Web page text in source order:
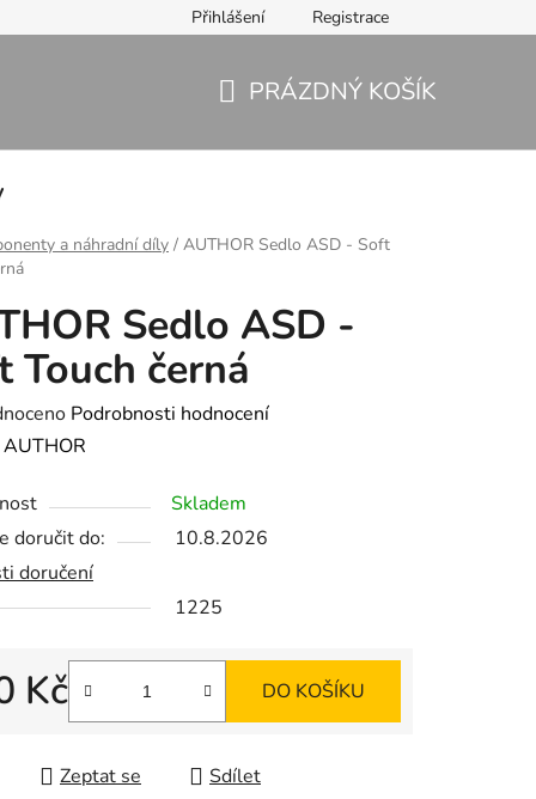
Přihlášení Registrace
PRÁZDNÝ KOŠÍK
a náhradní díly / AUTHOR Sedlo ASD - Soft
Sedlo ASD -
Touch černá
Podrobnosti hodnocení
AUTHOR
Skladem
doručit do:
10.8.2026
doručení
1225
Kč DO KOŠÍKU
Zeptat se Sdílet